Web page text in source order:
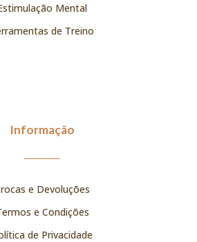
Mental
de Treino
Informação
e Devoluções
e Condições
de Privacidade